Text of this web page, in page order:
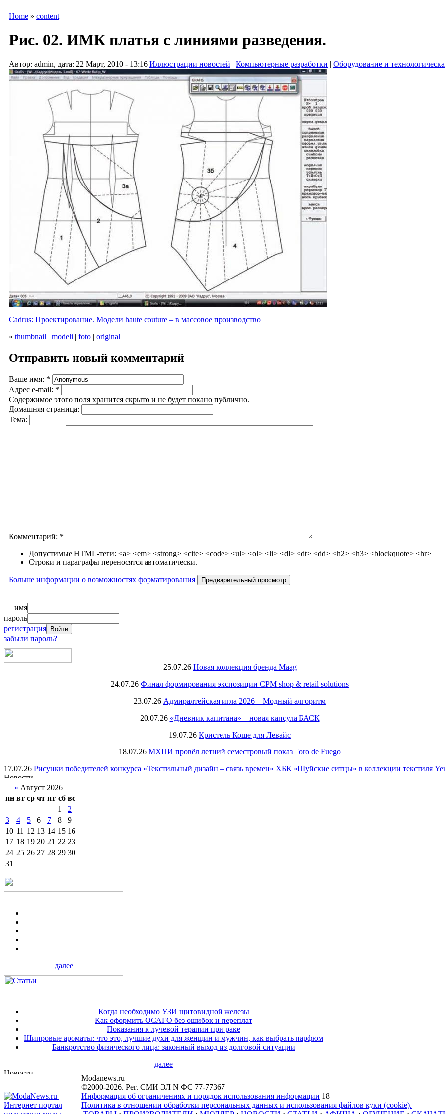
Home » content
Рис. 02. ИМК платья с линиями разведения.
Автор: admin, дата: 22 Март, 2010 - 13:16 Иллюстрации новостей | Компьютерные разработки | Оборудование и
Cadrus: Проектирование. Модели haute couture – в массовое производство
» thumbnail | modeli | foto | original
Отправить новый комментарий
Ваше имя: *
Адрес e-mail: *
Содержимое этого поля хранится скрыто и не будет покано публично.
Домашняя страница:
Тема:
Комментарий: *
Допустимые HTML-теги: <a> <em> <strong> <cite> <code> <ul> <ol> <li> <dl> <dt> <dd> <h2> <h3> <blockquote> <hr>
Строки и параграфы переносятся автоматически.
Больше информации о возможностях форматирования
имя
пароль
регистрация
забыли пароль?
25.07.26 Новая коллекция бренда Maag
24.07.26 Финал формирования экспозиции CPM shop & retail solutions
23.07.26 Адмиралтейская игла 2026 – Модный алгоритм
20.07.26 «Дневник капитана» – новая капсула БАСК
19.07.26 Кристель Коше для Левайс
18.07.26 МХПИ провёл летний семестровый показ Toro de Fuego
17.07.26 Рисунки победителей конкурса «Текстильный дизайн – связь времен» ХБК «Шуйские ситцы» в коллекции текстиля
« Август 2026
пн вт ср чт пт сб вс
1
2
3
4 5 6 7 8
9
10 11 12 13 14 15 16
17 18 19 20 21 22 23
24 25 26 27 28 29 30
31
далее
Когда необходимо УЗИ щитовидной железы
Как оформить ОСАГО без ошибок и переплат
Показания к лучевой терапии при раке
Шипровые ароматы: что это, лучшие духи для женщин и мужчин, как выбрать парфюм
Банкротство физического лица: законный выход из долговой ситуации
далее
Modanews.ru
©2000-2026. Рег. СМИ ЭЛ N ФС 77-77367
Информация об ограничениях и порядок использования информации 18+
Политика в отношении обработки персональных данных и использования файлов куки (cookie).